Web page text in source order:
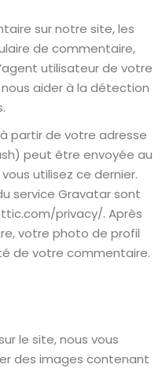
sur notre site, les
de commentaire,
utilisateur de votre
aider à la détection
partir de votre adresse
peut être envoyée au
utilisez ce dernier.
service Gravatar sont
privacy/. Après
votre photo de profil
de votre commentaire.
le site, nous vous
des images contenant